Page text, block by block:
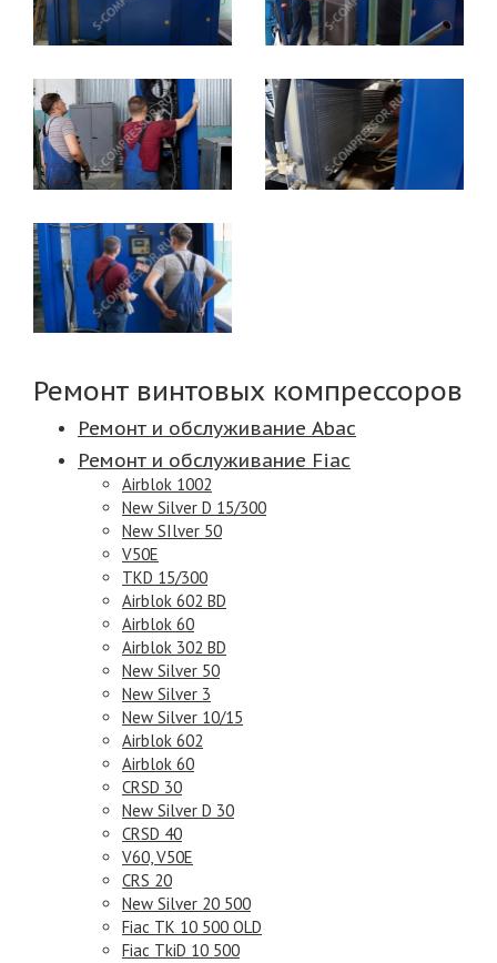
Ремонт винтовых компрессоров
Ремонт и обслуживание Abac
Ремонт и обслуживание Fiac
Airblok 1002
New Silver D 15/300
New SIlver 50
V50E
TKD 15/300
Airblok 602 BD
Airblok 60
Airblok 302 BD
New Silver 50
New Silver 3
New Silver 10/15
Airblok 602
Airblok 60
CRSD 30
New Silver D 30
CRSD 40
V60, V50E
CRS 20
New Silver 20 500
Fiac TK 10 500 OLD
Fiac TkiD 10 500